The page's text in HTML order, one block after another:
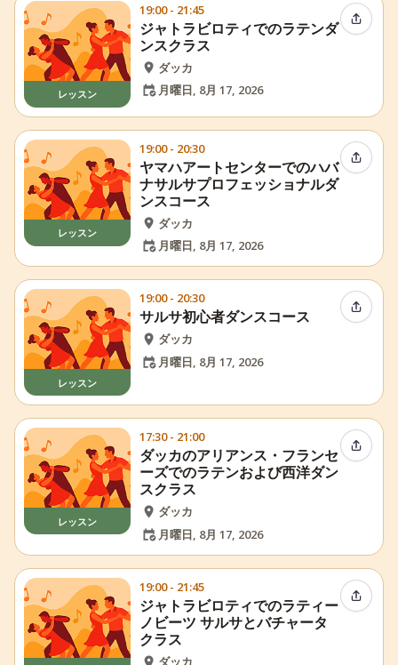
レッスン
19:00 - 21:45
ジャトラビロティでのラテンダ
ンスクラス
ダッカ
月曜日, 8月 17, 2026
イベン
レッスン
19:00 - 20:30
ヤマハアートセンターでのハバ
ナサルサプロフェッショナルダ
ンスコース
ダッカ
月曜日, 8月 17, 2026
イベン
レッスン
19:00 - 20:30
サルサ初心者ダンスコース
ダッカ
月曜日, 8月 17, 2026
イベン
レッスン
17:30 - 21:00
ダッカのアリアンス・フランセ
ーズでのラテンおよび西洋ダン
スクラス
ダッカ
月曜日, 8月 17, 2026
イベン
19:00 - 21:45
ジャトラビロティでのラティー
ノビーツ サルサとバチャータ
クラス
ダッカ
イベン